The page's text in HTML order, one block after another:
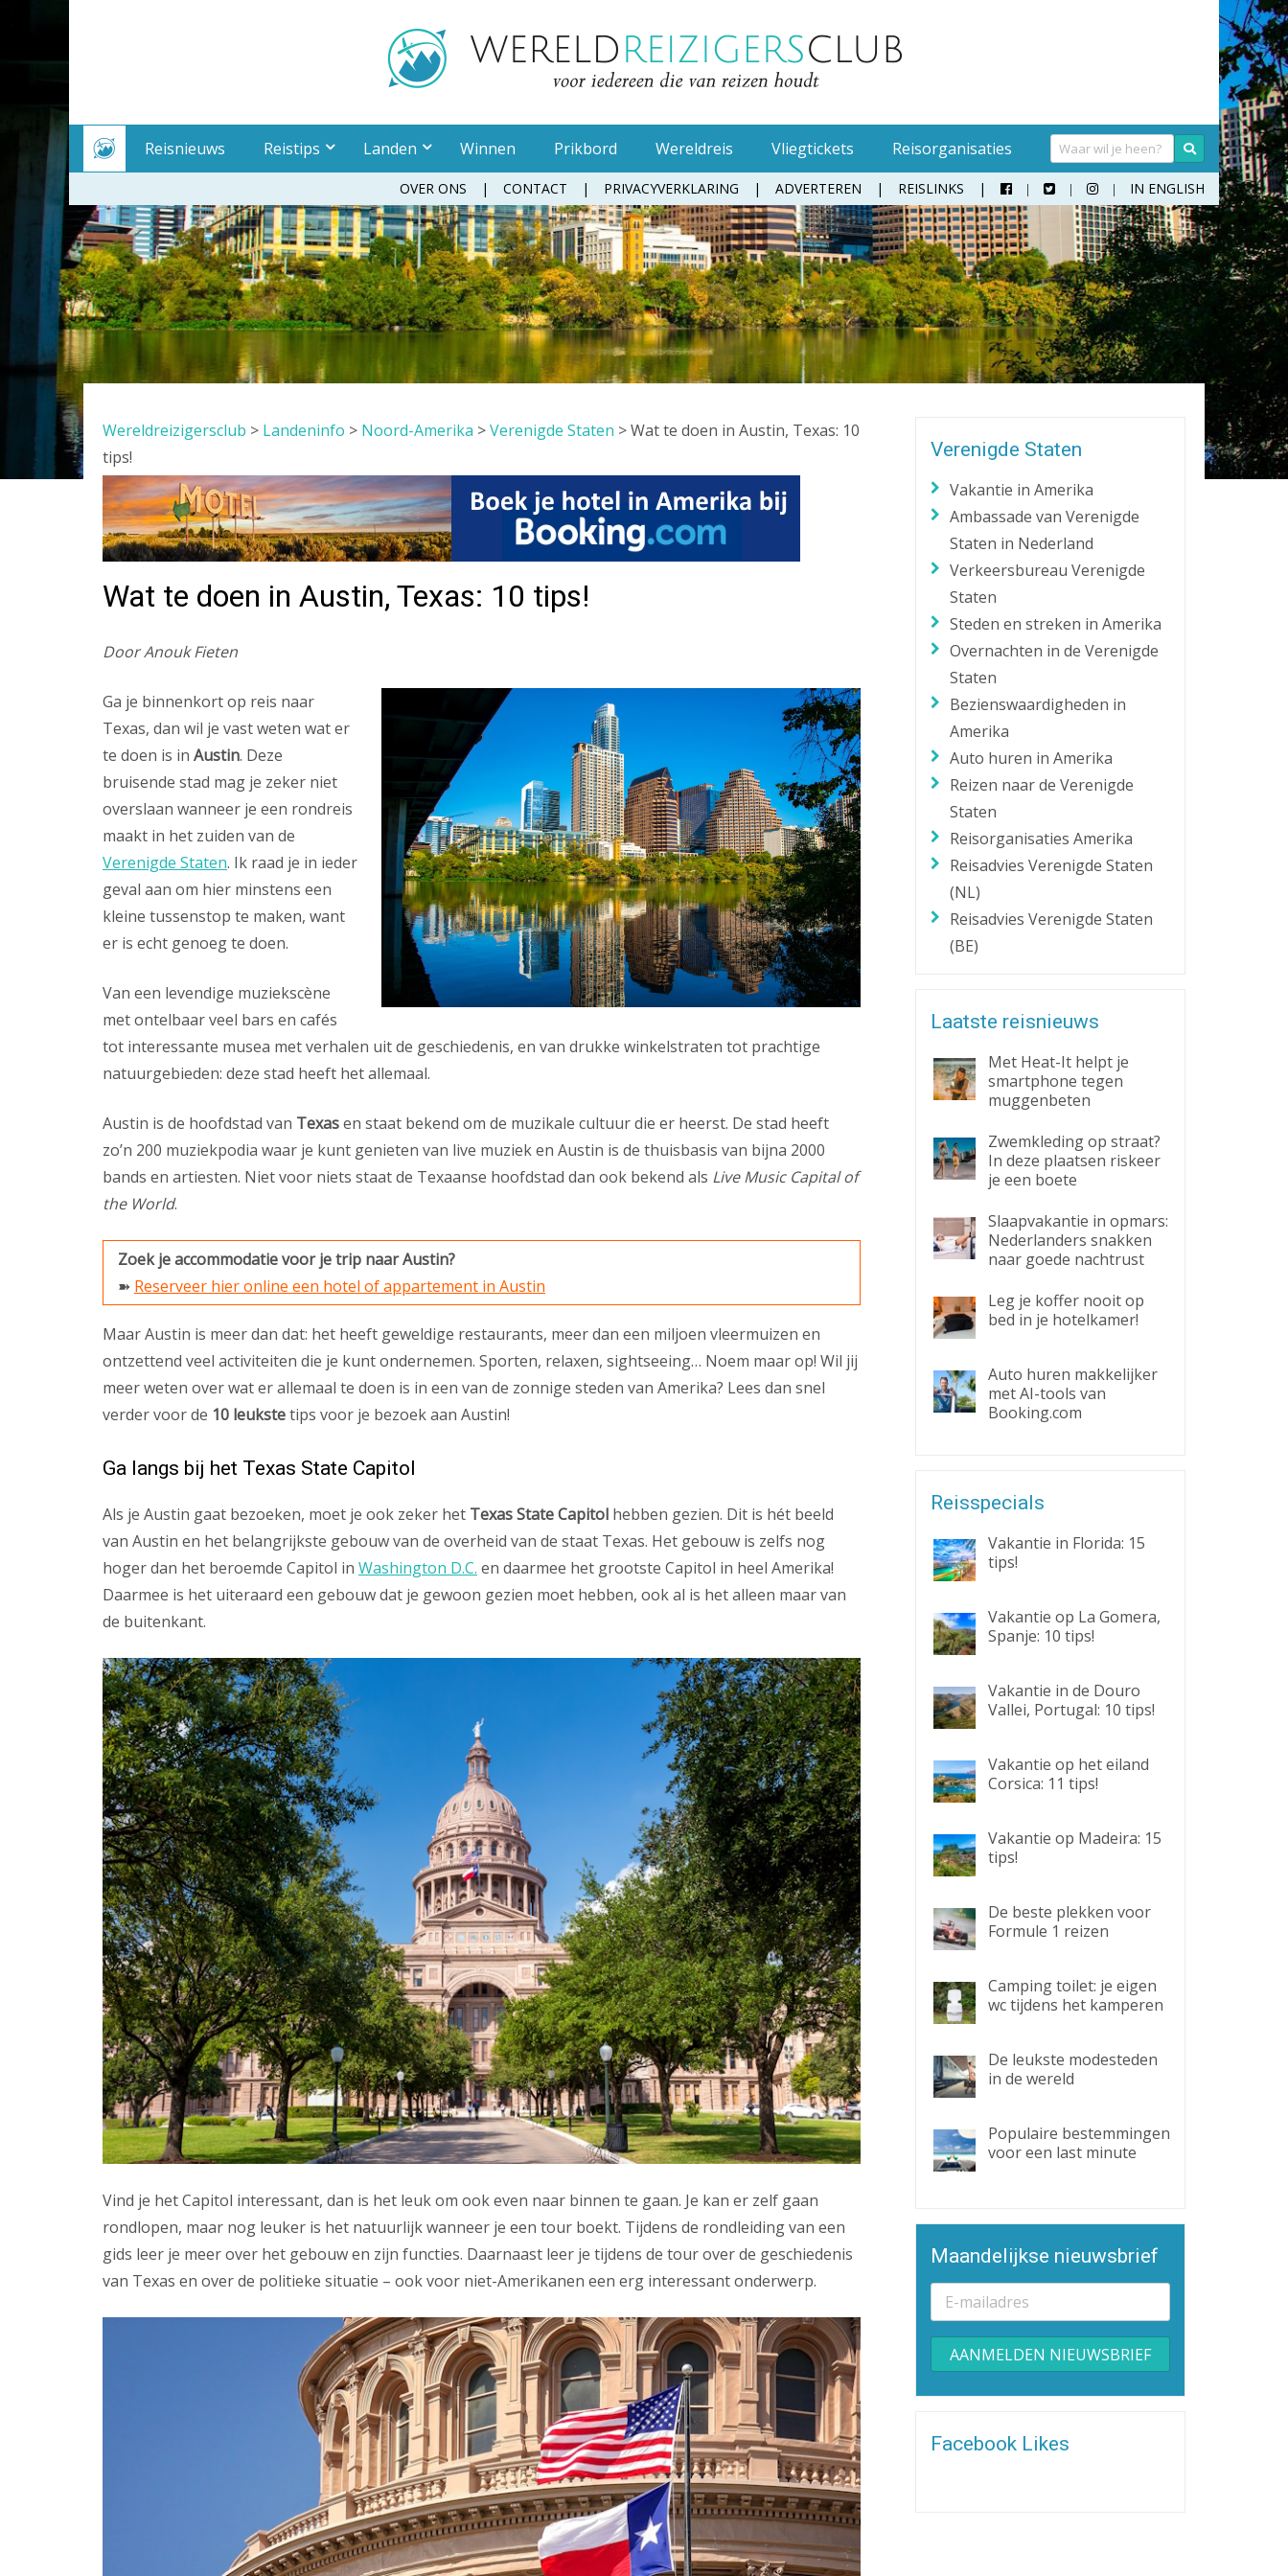
inhoud
Reisnieuws Reistips
Muggenspray
Oordopjes
Tandenborstel
Toiletpapier
Waterfles
Handwasmiddel
Hangmat
Klamboe
Koffer
Moneybelt
Zaklantaarn
Sokken
Teenslippers
Wandelschoenen
Zonnebril
Landen Winnen Prikbord Wereldreis Vliegtickets Reisorganisaties
OVER ONS CONTACT PRIVACYVERKLARING ADVERTEREN REISLINKS    IN ENGLISH
Wereldreizigersclub > Landeninfo > Noord-Amerika >Verenigde Staten >Wat te doen in Austin, Texas: 10
tips!
Wat te doen in Austin, Texas: 10 tips!
Door Anouk Fieten
Ga je binnenkort op reis naar
Texas, dan wil je vast weten wat er
te doen is in Austin. Deze
bruisende stad mag je zeker niet
overslaan wanneer je een rondreis
maakt in het zuiden van de
Verenigde Staten. Ik raad je in ieder
geval aan om hier minstens een
kleine tussenstop te maken, want
er is echt genoeg te doen.
Van een levendige muziekscène
met ontelbaar veel bars en cafés
tot interessante musea met verhalen uit de geschiedenis, en van drukke winkelstraten tot prachtige
natuurgebieden: deze stad heeft het allemaal.
Austin is de hoofdstad van Texasen staat bekend om de muzikale cultuur die er heerst. De stad heeft
zo’n 200 muziekpodia waar je kunt genieten van live muziek en Austin is de thuisbasis van bijna 2000
bands en artiesten. Niet voor niets staat de Texaanse hoofdstad dan ook bekend als Live Music Capital of
the World.
Zoek je accommodatie voor je trip naar Austin?
➽ Reserveer hier online een hotel of appartement in Austin
Maar Austin is meer dan dat: het heeft geweldige restaurants, meer dan een miljoen vleermuizen en
ontzettend veel activiteiten die je kunt ondernemen. Sporten, relaxen, sightseeing… Noem maar op! Wil jij
meer weten over wat er allemaal te doen is in een van de zonnige steden van Amerika? Lees dan snel
verder voor de 10 leukstetips voor je bezoek aan Austin!
Ga langs bij het Texas State Capitol
Als je Austin gaat bezoeken, moet je ook zeker het Texas State Capitol hebben gezien. Dit is hét beeld
van Austin en het belangrijkste gebouw van de overheid van de staat Texas. Het gebouw is zelfs nog
hoger dan het beroemde Capitol in Washington D.C. en daarmee het grootste Capitol in heel Amerika!
Daarmee is het uiteraard een gebouw dat je gewoon gezien moet hebben, ook al is het alleen maar van
de buitenkant.
Vind je het Capitol interessant, dan is het leuk om ook even naar binnen te gaan. Je kan er zelf gaan
rondlopen, maar nog leuker is het natuurlijk wanneer je een tour boekt. Tijdens de rondleiding van een
gids leer je meer over het gebouw en zijn functies. Daarnaast leer je tijdens de tour over de geschiedenis
van Texas en over de politieke situatie – ook voor niet-Amerikanen een erg interessant onderwerp.
Verenigde Staten
Vakantie in Amerika
Ambassade van Verenigde
Staten in Nederland
Verkeersbureau Verenigde
Staten
Steden en streken in Amerika
Overnachten in de Verenigde
Staten
Bezienswaardigheden in
Amerika
Auto huren in Amerika
Reizen naar de Verenigde
Staten
Reisorganisaties Amerika
Reisadvies Verenigde Staten
(NL)
Reisadvies Verenigde Staten
(BE)
Laatste reisnieuws
Met Heat-It helpt je
smartphone tegen
muggenbeten
Zwemkleding op straat?
In deze plaatsen riskeer
je een boete
Slaapvakantie in opmars:
Nederlanders snakken
naar goede nachtrust
Leg je koffer nooit op
bed in je hotelkamer!
Auto huren makkelijker
met AI-tools van
Booking.com
Reisspecials
Vakantie in Florida: 15
tips!
Vakantie op La Gomera,
Spanje: 10 tips!
Vakantie in de Douro
Vallei, Portugal: 10 tips!
Vakantie op het eiland
Corsica: 11 tips!
Vakantie op Madeira: 15
tips!
De beste plekken voor
Formule 1 reizen
Camping toilet: je eigen
wc tijdens het kamperen
De leukste modesteden
in de wereld
Populaire bestemmingen
voor een last minute
Maandelijkse nieuwsbrief
Alternative:
Facebook Likes